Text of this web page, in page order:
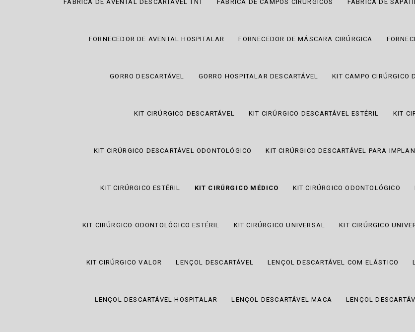
FÁBRICA DE AVENTAL DESCARTÁVEL TNT FÁBRICA DE CAMPOS CIRÚRGICOS FÁBRICA DE
FORNECEDOR DE AVENTAL HOSPITALAR FORNECEDOR DE MÁSCARA CIRÚRGICA
GORRO DESCARTÁVEL GORRO HOSPITALAR DESCARTÁVEL KIT CAMPO CIRÚRGICO
KIT CIRÚRGICO DESCARTÁVEL KIT CIRÚRGICO DESCARTÁVEL ESTÉRIL KIT
KIT CIRÚRGICO DESCARTÁVEL ODONTOLÓGICO KIT CIRÚRGICO DESCARTÁVEL PARA
KIT CIRÚRGICO ESTÉRIL KIT CIRÚRGICO MÉDICO KIT CIRÚRGICO ODONTOLÓGICO
KIT CIRÚRGICO ODONTOLÓGICO ESTÉRIL KIT CIRÚRGICO UNIVERSAL KIT CIRÚRGICO
KIT CIRÚRGICO VALOR LENÇOL DESCARTÁVEL LENÇOL DESCARTÁVEL COM ELÁSTICO
LENÇOL DESCARTÁVEL HOSPITALAR LENÇOL DESCARTÁVEL MACA LENÇOL